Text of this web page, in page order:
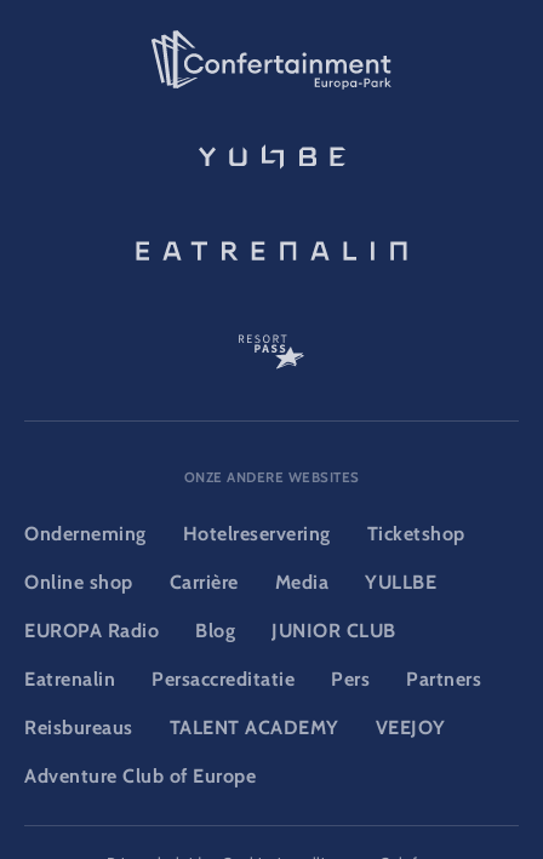
ONZE ANDERE WEBSITES
Onderneming Hotelreservering Ticketshop
Online shop Carrière Media YULLBE
EUROPA Radio Blog JUNIOR CLUB
Eatrenalin Persaccreditatie Pers Partners
Reisbureaus TALENT ACADEMY VEEJOY
Adventure Club of Europe